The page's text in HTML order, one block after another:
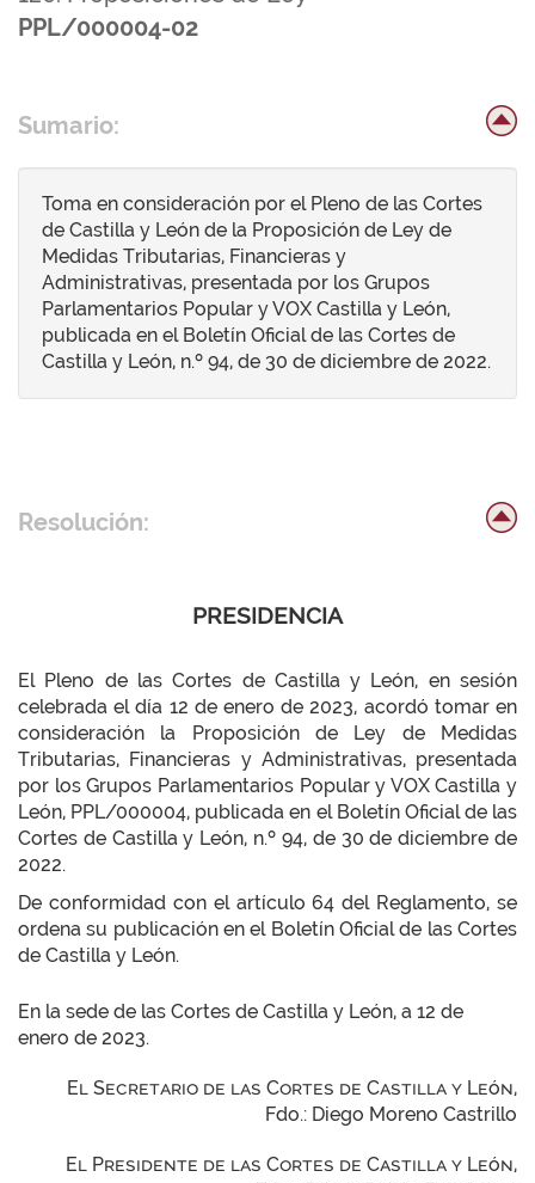
PPL/000004-02
Sumario:
Toma en consideración por el Pleno de las Cortes
de Castilla y León de la Proposición de Ley de
Medidas Tributarias, Financieras y
Administrativas, presentada por los Grupos
Parlamentarios Popular y VOX Castilla y León,
publicada en el Boletín Oficial de las Cortes de
Castilla y León, n.º 94, de 30 de diciembre de 2022.
Resolución:
PRESIDENCIA
El Pleno de las Cortes de Castilla y León, en sesión
celebrada el día 12 de enero de 2023, acordó tomar en
consideración la Proposición de Ley de Medidas
Tributarias, Financieras y Administrativas, presentada
por los Grupos Parlamentarios Popular y VOX Castilla y
León, PPL/000004, publicada en el Boletín Oficial de las
Cortes de Castilla y León, n.º 94, de 30 de diciembre de
2022.
De conformidad con el artículo 64 del Reglamento, se
ordena su publicación en el Boletín Oficial de las Cortes
de Castilla y León.
En la sede de las Cortes de Castilla y León, a 12 de
enero de 2023.
El Secretario de las Cortes de Castilla y León,
Fdo.: Diego Moreno Castrillo
El Presidente de las Cortes de Castilla y León,